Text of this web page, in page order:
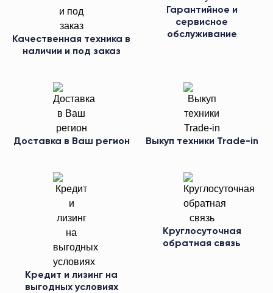
Качественная техника в
наличии и под заказ
Гарантийное и
сервисное
обслуживание
Доставка в Ваш регион Выкуп техники Trade-in
Кредит и лизинг на
выгодных условиях
Круглосуточная
обратная связь